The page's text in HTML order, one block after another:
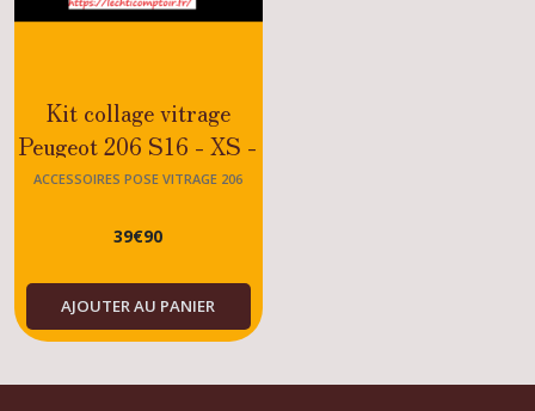
Kit collage vitrage
Peugeot 206 S16 - XS -
ROLAND GARROS -
DIESEL -ESSENCE
ACCESSOIRES POSE VITRAGE 206
39€90
AJOUTER AU PANIER